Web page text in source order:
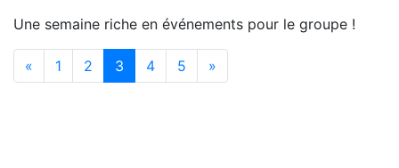
Une semaine riche en événements pour le groupe !
« 1 2 3 (current)
4 5 »